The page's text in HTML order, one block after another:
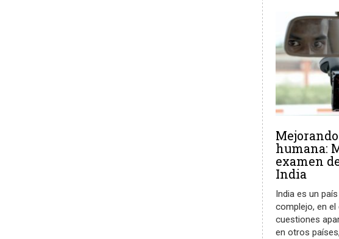
humana:
examen
India
India es un
complejo, en el
cuestiones
en otros